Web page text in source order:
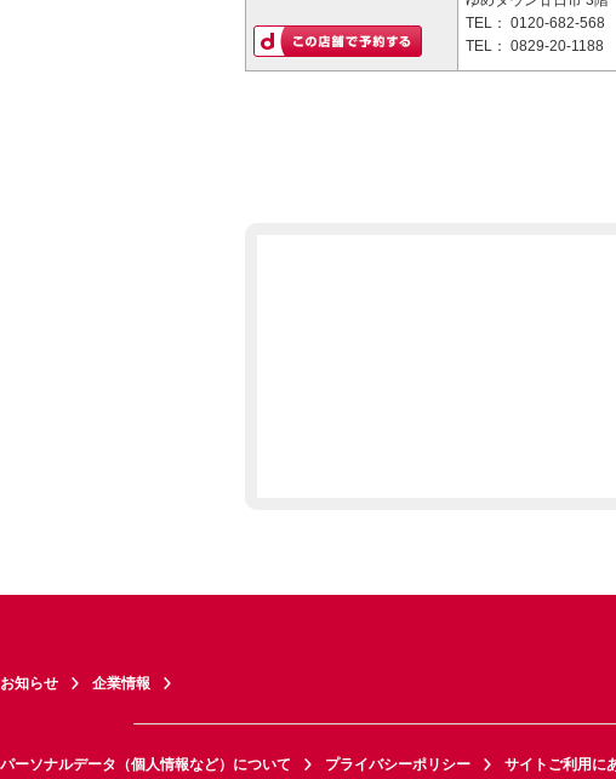
TEL： 0120-682-568
TEL： 0829-20-1188
お知らせ 企業情報
パーソナルデータ（個人情報など）について プライバシーポリシー サイトご利用に